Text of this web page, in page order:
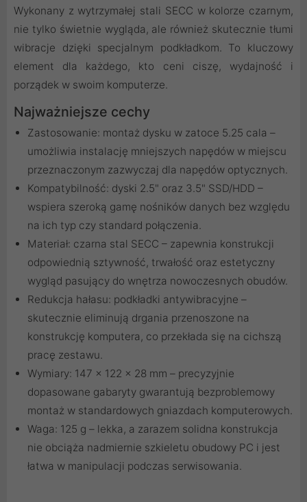
Wykonany z wytrzymałej stali SECC w kolorze czarnym,
nie tylko świetnie wygląda, ale również skutecznie tłumi
wibracje dzięki specjalnym podkładkom. To kluczowy
element dla każdego, kto ceni ciszę, wydajność i
porządek w swoim komputerze.
Najważniejsze cechy
Zastosowanie: montaż dysku w zatoce 5.25 cala –
umożliwia instalację mniejszych napędów w miejscu
przeznaczonym zazwyczaj dla napędów optycznych.
Kompatybilność: dyski 2.5" oraz 3.5" SSD/HDD –
wspiera szeroką gamę nośników danych bez względu
na ich typ czy standard połączenia.
Materiał: czarna stal SECC – zapewnia konstrukcji
odpowiednią sztywność, trwałość oraz estetyczny
wygląd pasujący do wnętrza nowoczesnych obudów.
Redukcja hałasu: podkładki antywibracyjne –
skutecznie eliminują drgania przenoszone na
konstrukcję komputera, co przekłada się na cichszą
pracę zestawu.
Wymiary: 147 x 122 x 28 mm – precyzyjnie
dopasowane gabaryty gwarantują bezproblemowy
montaż w standardowych gniazdach komputerowych.
Waga: 125 g – lekka, a zarazem solidna konstrukcja
nie obciąża nadmiernie szkieletu obudowy PC i jest
łatwa w manipulacji podczas serwisowania.